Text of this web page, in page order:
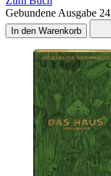
Gebundene Ausgabe
In den Warenkorb